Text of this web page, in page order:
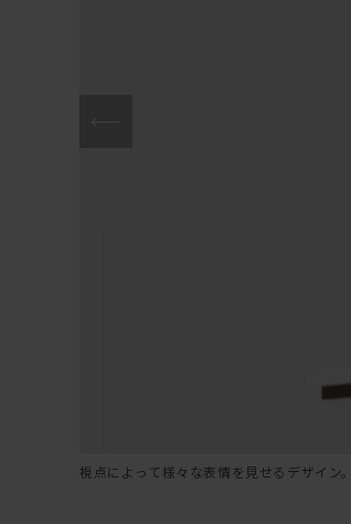
視点によって様々な表情を見せるデザイン。